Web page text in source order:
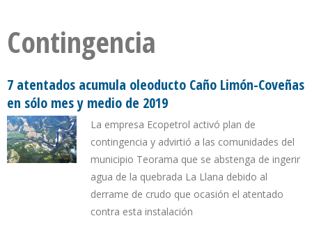
Contingencia
7 atentados acumula oleoducto Caño Limón-Coveñas
en sólo mes y medio de 2019
La empresa Ecopetrol activó plan de
contingencia y advirtió a las comunidades del
municipio Teorama que se abstenga de ingerir
agua de la quebrada La Llana debido al
derrame de crudo que ocasión el atentado
contra esta instalación